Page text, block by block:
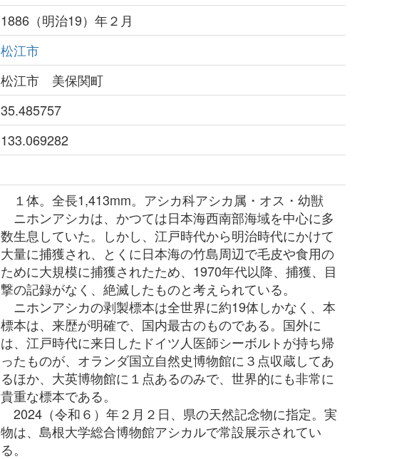
1886（明治19）年２月
松江市
松江市 美保関町
35.485757
133.069282
１体。全長1,413mm。アシカ科アシカ属・オス・幼獣
ニホンアシカは、かつては日本海西南部海域を中心に多
数生息していた。しかし、江戸時代から明治時代にかけて
大量に捕獲され、とくに日本海の竹島周辺で毛皮や食用の
ために大規模に捕獲されたため、1970年代以降、捕獲、目
撃の記録がなく、絶滅したものと考えられている。
ニホンアシカの剥製標本は全世界に約19体しかなく、本
標本は、来歴が明確で、国内最古のものである。国外に
は、江戸時代に来日したドイツ人医師シーボルトが持ち帰
ったものが、オランダ国立自然史博物館に３点収蔵してあ
るほか、大英博物館に１点あるのみで、世界的にも非常に
貴重な標本である。
2024（令和６）年２月２日、県の天然記念物に指定。実
物は、島根大学総合博物館アシカルで常設展示されてい
る。